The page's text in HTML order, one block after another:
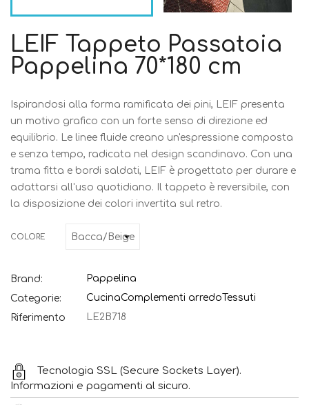
LEIF Tappeto Passatoia
Pappelina 70*180 cm
Ispirandosi alla forma ramificata dei pini, LEIF presenta
un motivo grafico con un forte senso di direzione ed
equilibrio. Le linee fluide creano un'espressione composta
e senza tempo, radicata nel design scandinavo. Con una
trama fitta e bordi saldati, LEIF è progettato per durare e
adattarsi all'uso quotidiano. Il tappeto è reversibile, con
la disposizione dei colori invertita sul retro.
COLORE
Brand:
Pappelina
Categorie:
CucinaComplementi arredo Tessuti
Riferimento
LE2B718
Tecnologia SSL (Secure Sockets Layer).
Informazioni e pagamenti al sicuro.